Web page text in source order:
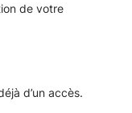
de votre
d’un accès.